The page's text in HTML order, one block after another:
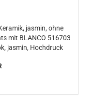
jasmin, ohne
mit BLANCO 516703
jasmin, Hochdruck